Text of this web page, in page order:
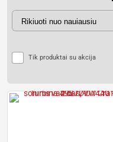
Tik produktai su akcija